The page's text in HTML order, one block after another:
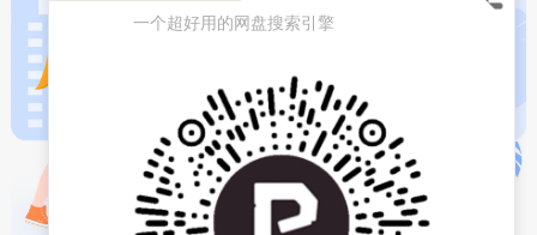
一个超好用的网盘搜索引擎